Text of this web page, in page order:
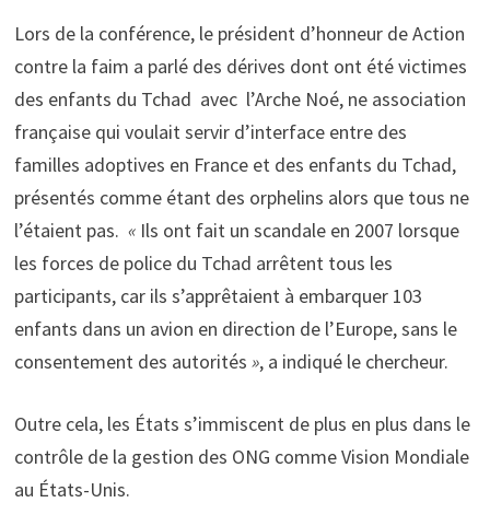
Lors de la conférence, le président d’honneur de Action
contre la faim a parlé des dérives dont ont été victimes
des enfants du Tchad avec l’Arche Noé, ne association
française qui voulait servir d’interface entre des
familles adoptives en France et des enfants du Tchad,
présentés comme étant des orphelins alors que tous ne
l’étaient pas. « Ils ont fait un scandale en 2007 lorsque
les forces de police du Tchad arrêtent tous les
participants, car ils s’apprêtaient à embarquer 103
enfants dans un avion en direction de l’Europe, sans le
consentement des autorités », a indiqué le chercheur.
Outre cela, les États s’immiscent de plus en plus dans le
contrôle de la gestion des ONG comme Vision Mondiale
au États-Unis.